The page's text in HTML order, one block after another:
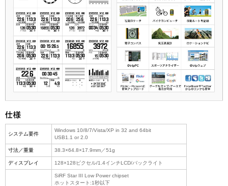
システム要件
Windows 10/8/7/Vista/XP in 32 and 64bit
USB1.1 or 2.0
寸法／重量 38.3×64.8×17.9mm／51g
ディスプレイ 128×128ピクセル/1.4インチLCD/バックライト
SiRF Star III Low Power chipset
ホットスタート:1秒以下